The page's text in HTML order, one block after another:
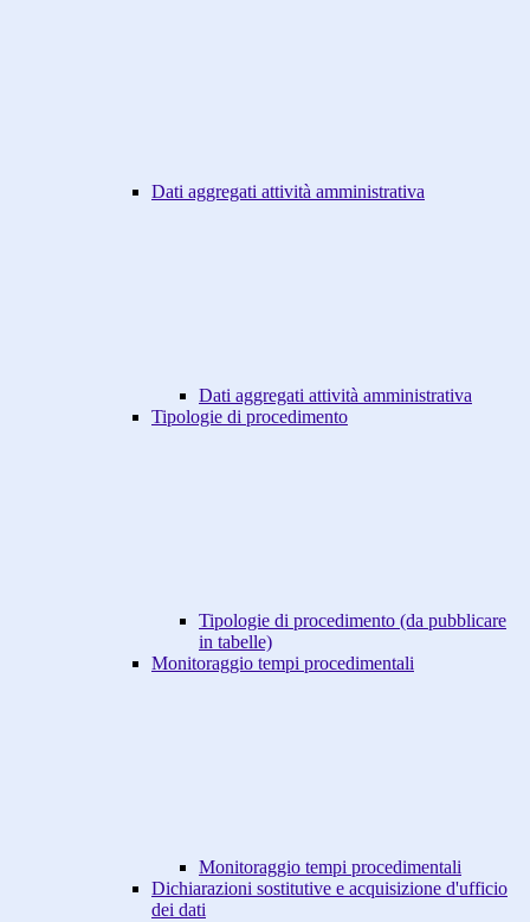
Dati aggregati attività amministrativa
Dati aggregati attività amministrativa
Tipologie di procedimento
Tipologie di procedimento (da pubblicare
in tabelle)
Monitoraggio tempi procedimentali
Monitoraggio tempi procedimentali
Dichiarazioni sostitutive e acquisizione d'ufficio
dei dati